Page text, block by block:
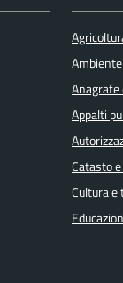
Ambiente
Appalti
Catasto
Cultura e